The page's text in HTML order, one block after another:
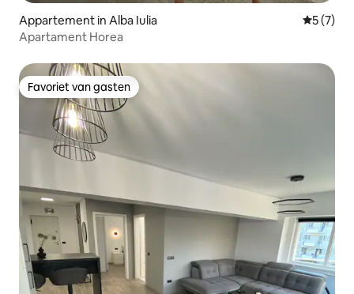
Appartement in Alba Iulia
5 (7)
Apartament Horea
Favoriet van gasten
Favoriet van gasten